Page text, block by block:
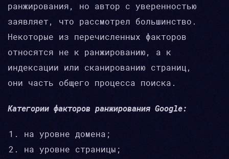
ранжирования, но автор с уверенностью
заявляет, что рассмотрел большинство.
Некоторые из перечисленных факторов
относятся не к ранжированию, а к
индексации или сканированию страниц,
они часть общего процесса поиска.
Категории факторов ранжирования Google:
на уровне домена;
на уровне страницы;